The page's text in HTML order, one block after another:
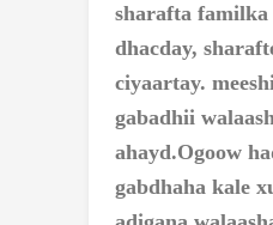
sharafta
dhacday,
ciyaartay.
gabadhii
ahayd.Ogoow
gabdhaha kale